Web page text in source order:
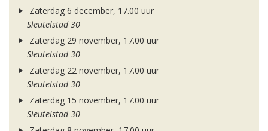
Zaterdag 6 december, 17.00 uur
Sleutelstad 30
Zaterdag 29 november, 17.00 uur
Sleutelstad 30
Zaterdag 22 november, 17.00 uur
Sleutelstad 30
Zaterdag 15 november, 17.00 uur
Sleutelstad 30